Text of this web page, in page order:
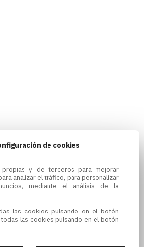
de cookies
propias y de terceros para mejorar
analizar el tráfico, para personalizar
mediante el análisis de la
las cookies pulsando en el botón
las cookies pulsando en el botón